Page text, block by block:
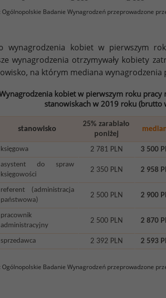
Ogólnopolskie Badanie Wynagrodzeń przeprowadzone
wynagrodzenia kobiet w pierwszym
wynagrodzenia otrzymywały kobiety
na którym mediana wynagrodzenia
kobiet w pierwszym roku
stanowiskach w 2019 roku (brutto
stanowisko
25% zarabiało
poniżej
księgowa 2 781 PLN 3 500
asystent do spraw
księgowości
2 350 PLN 2 958
referent (administracja
państwowa)
2 500 PLN 2 900
pracownik
administracyjny
2 500 PLN 2 870
sprzedawca 2 392 PLN 2 593
Ogólnopolskie Badanie Wynagrodzeń przeprowadzone